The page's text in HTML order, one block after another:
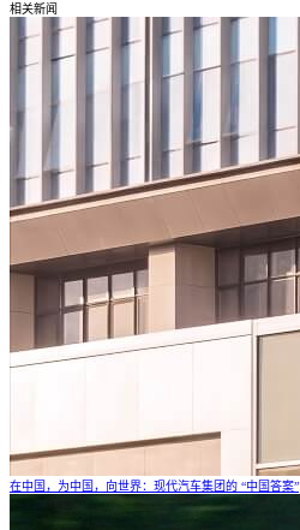
相关新闻
在中国，为中国，向世界：现代汽车集团的 “中国答案”